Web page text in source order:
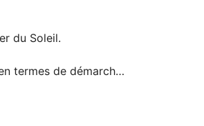
du Soleil.
termes de démarche